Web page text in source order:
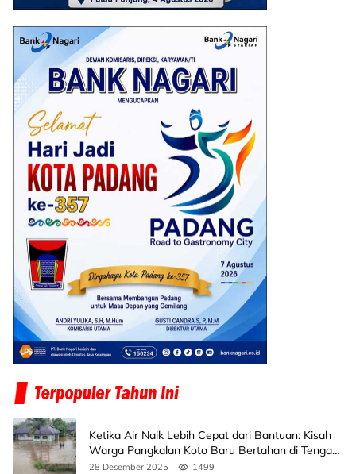
Ketika Air Naik Lebih Cepat dari Bantuan: Kisah
Warga Pangkalan Koto Baru Bertahan di Tengah
Banjir
28 Desember 2025 1499